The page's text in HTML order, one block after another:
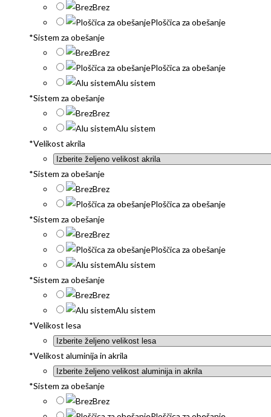
Brez
Ploščica za obešanje
*Sistem za obešanje
Brez
Ploščica za obešanje
Alu sistem
*Sistem za obešanje
Brez
Alu sistem
*Velikost akrila
*Sistem za obešanje
Brez
Ploščica za obešanje
*Sistem za obešanje
Brez
Ploščica za obešanje
Alu sistem
*Sistem za obešanje
Brez
Alu sistem
*Velikost lesa
*Velikost aluminija in akrila
*Sistem za obešanje
Brez